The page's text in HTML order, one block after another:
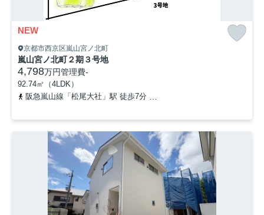
NEW
京都市西京区嵐山宮ノ北町
嵐山宮ノ北町２期３号地
4,798万円管理費-
92.74㎡（4LDK）
阪急嵐山線「松尾大社」駅 徒歩7分